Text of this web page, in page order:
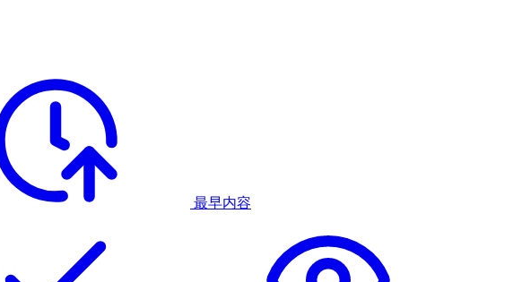
最早内容